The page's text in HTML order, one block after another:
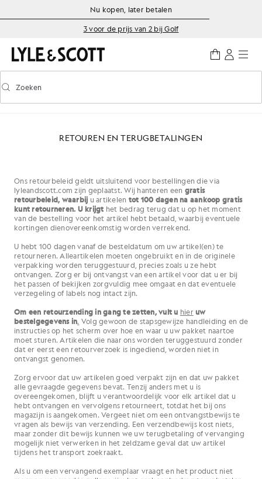
Ga naar de hoofdinhoud
Informatie over toegankelijkheid
Nu kopen, later betalen
3 voor de prijs van 2 bij Golf
Voorspellend zoeken in- of uitschakelen
Zoeken
RETOUREN EN TERUGBETALINGEN
Ons retourbeleid geldt uitsluitend voor bestellingen die via
lyleandscott.com zijn geplaatst. Wij hanteren een gratis
retourbeleid, waarbij u artikelen tot 100 dagen na aankoop gratis
kunt retourneren. U krijgt het bedrag terug dat u op het moment
van de bestelling voor het artikel hebt betaald, waarbij eventuele
kortingen dienovereenkomstig worden verrekend.
U hebt 100 dagen vanaf de besteldatum om uw artikel(en) te
retourneren. Alleartikelen moeten ongebruikt en in de originele
verpakking worden teruggestuurd, precies zoals u ze hebt
ontvangen. Zorg er bij ontvangst van een artikel voor dat u er bij
het passen of bekijken zorgvuldig mee omgaat en dat eventuele
verzegeling of labels nog intact zijn.
Om een retourzending in gang te zetten, vult u hier uw
bestelgegevens in. Volg gewoon de stapsgewijze handleiding en de
instructies op het scherm over hoe en waar u uw pakket naartoe
moet sturen. Artikelen die naar ons worden teruggestuurd zonder
dat er eerst een retourverzoek is ingediend, worden niet in
ontvangst genomen.
Zorg ervoor dat uw artikelen goed verpakt zijn en dat uw pakket
alle gevraagde gegevens bevat. Tenzij anders met u is
overeengekomen, blijft u verantwoordelijk voor elk artikel dat u
hebt ontvangen en vervolgens retourneert, totdat het bij ons
magazijn is aangekomen. Vergeet niet om een ontvangstbewijs te
vragen als bewijs van verzending. Een verzendbewijs kost niets,
maar zonder dit bewijs kunnen we uw terugbetaling of vervanging
mogelijk niet verwerken in het zeldzame geval dat uw artikel
tijdens het transport zoekraakt.
Als u om een vervangend exemplaar vraagt en het product niet